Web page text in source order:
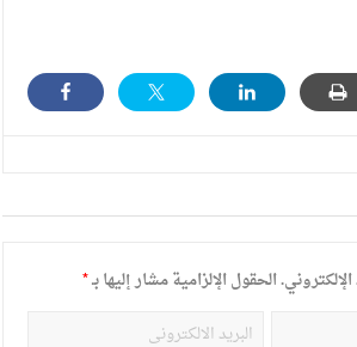
الحقول الإلزامية مشار إليها بـ*